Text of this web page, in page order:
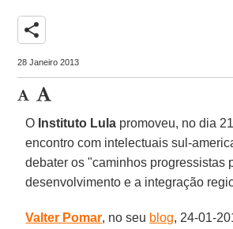
share
28 Janeiro 2013
O Instituto Lula promoveu, no dia
encontro com intelectuais sul-
debater os "caminhos progressistas
desenvolvimento e a integração
Valter Pomar, no seu blog, 24-01-